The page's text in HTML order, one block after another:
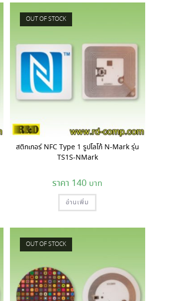
OUT OF STOCK
สติกเกอร์ NFC Type 1 รูปโลโก้ N-Mark รุ่น
TS1S-NMark
140
อ่านเพิ่ม
OUT OF STOCK